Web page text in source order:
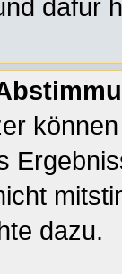
dafür
dazu.